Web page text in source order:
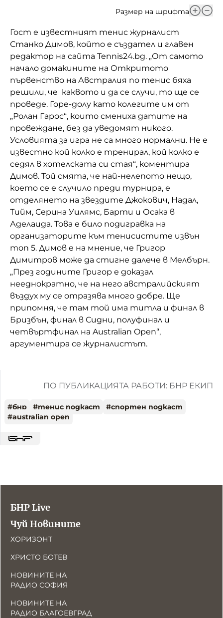
Размер на шрифта
Гост е известният тенис журналист
Станко Димов, който е създател и главен
редактор на сайта Tennis24.bg. „От самото
начало домакините на Откритото
първенство на Австралия по тенис бяха
решили, че каквото и да се случи, то ще се
проведе. Горе-долу като колегите им от
„Ролан Гарос“, които смениха датите на
провеждане, без да уведомят никого.
Условията за игра не са много нормални. Не е
известно кой колко е тренирал, кой колко е
седял в хотелската си стая“, коментира
Димов. Той смята, че най-нелепото нещо,
което се е случило преди турнира, е
отделянето на звездите Джокович, Надал,
Тийм, Серина Уилямс, Барти и Осака в
Аделаида. Това е било подигравка на
организаторите към тенисистите извън
топ 5. Димов е на мнение, че Григор
Димитров може да стигне далече в Мелбърн.
„През годините Григор е доказал
нееднократно, че на него австралийският
въздух му се отразява много добре. Ще
припомня, че там той има титла и финал в
Бризбън, финал в Сидни, полуфинал и
четвъртфинал на Australian Open“,
аргументира се журналистът.
ПО ПУБЛИКАЦИЯТА РАБОТИ: БНР ЕКИП
#бнр #тенис подкаст #спортен подкаст
#australian open
БНР Live
Чуй Новините
ХОРИЗОНТ
ХРИСТО БОТЕВ
НОВИНИТЕ НА
РАДИО СОФИЯ
НОВИНИТЕ НА
РАДИО БЛАГОЕВГРАД